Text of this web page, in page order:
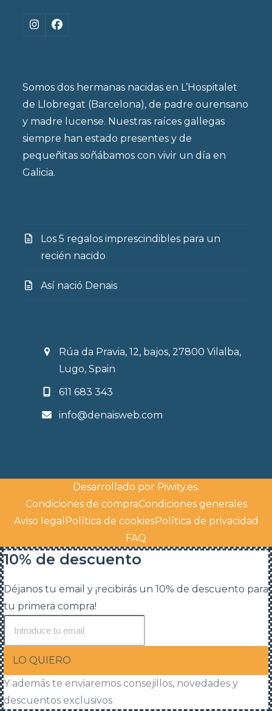
Instagram
Facebook
Somos dos hermanas nacidas en L’Hospitalet
de Llobregat (Barcelona), de padre ourensano
y madre lucense. Nuestras raíces gallegas
siempre han estado presentes y de
pequeñitas soñábamos con vivir un día en
Galicia.
Los 5 regalos imprescindibles para un
recién nacido
Así nació Denais
Rúa da Pravia, 12, bajos, 27800 Vilalba,
Lugo, Spain
611 683 343
info@denaisweb.com
Desarrollado por Piwity.es.
Condiciones de compraCondiciones generales
Aviso legal Política de cookiesPolítica de privacidad
FAQ
10% de descuento
Déjanos tu email y ¡recibirás un 10% de descuento para
tu primera compra!
LO QUIERO
Y además te enviaremos consejillos, novedades y
descuentos exclusivos